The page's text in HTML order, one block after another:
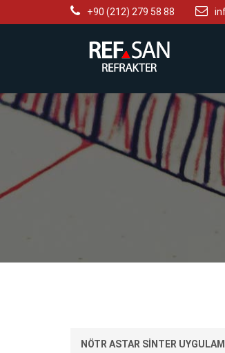
+90 (212) 279 58 88
NÖTR ASTAR SİNTER